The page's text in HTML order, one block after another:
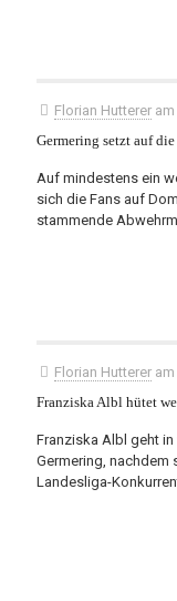
Florian Hutterer am
Germering setzt auf
Auf mindestens ein
sich die Fans auf
stammende
Florian Hutterer am
Franziska Albl hütet
Franziska Albl geht
Germering, nachdem
Landesliga-